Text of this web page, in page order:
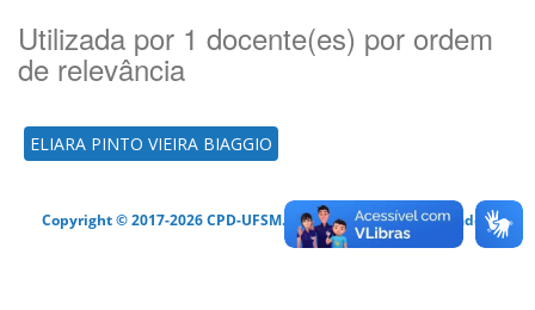
Utilizada por 1 docente(es) por ordem
de relevância
ELIARA PINTO VIEIRA BIAGGIO
Copyright © 2017-2026 CPD-UFSM. Todos os direitos reservados.